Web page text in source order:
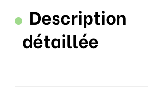
Description
détaillée